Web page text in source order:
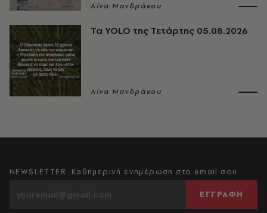
Λίνα Μανδράκου
Τα YOLO της Τετάρτης 05.08.2026
Λίνα Μανδράκου
NEWSLETTER: Καθημερινή ενημέρωση στο email σου
ΕΓΓΡΑΦΗ